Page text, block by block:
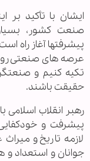
ایشان با تأکید
صنعت کشور،
پیشرفتها آغاز راه
عرصه های صنعتی روی
تکیه کنیم و
حقیقت باشند.
رهبر انقلاب اسلامی
پیشرفت و
لازمه تاریخ و
جوانان و استعداد